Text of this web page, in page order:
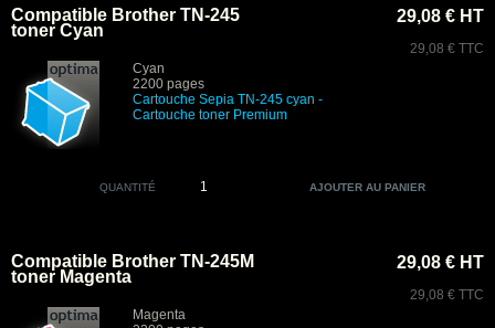
Compatible Brother TN-245
toner Cyan
Cyan
2200 pages
Cartouche Sepia TN-245 cyan -
Cartouche toner Premium
29,08 € HT
29,08 € TTC
QUANTITÉ
Compatible Brother TN-245M
toner Magenta
Magenta
29,08 € HT
29,08 € TTC